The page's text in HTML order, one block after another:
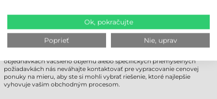
chemikáliám, odporúčame termotransferovú tlač alebo syntetické
etikety, pretože direkt termálne samolepiace etikety na kotúči
vhodné na viacročné exteriérové značenie.
Náš expertný tím vám ochotne pomôže s overením technickej
objednávkach väčšieho objemu alebo špecifických priemyselných
požiadavkách nás neváhajte kontaktovať pre vypracovanie cenovej
ponuky na mieru, aby ste si mohli vybrať riešenie, ktoré najlepšie
vyhovuje vašim obchodným procesom.
Ok, pokračujte
Poprieť Nie, uprav